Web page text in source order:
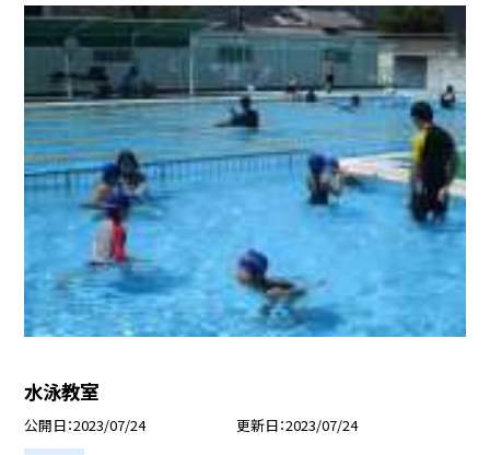
水泳教室
公開日 2023/07/24 更新日 2023/07/24